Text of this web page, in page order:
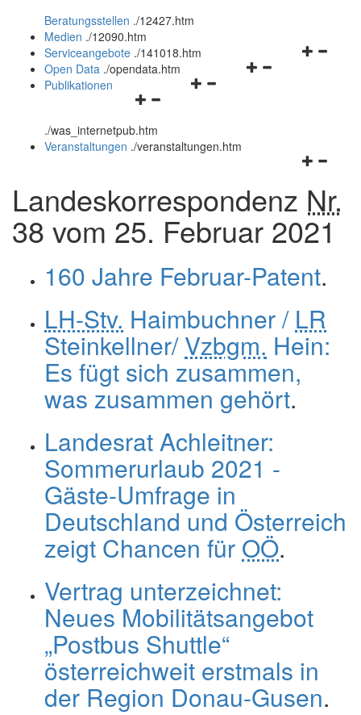
und
schließen
Beratungsstellen ./12427.htm
Medien ./12090.htm
Navigationsmenü
Serviceangebote ./141018.htm
Navigationsmenü
Open Data ./opendata.htm
Navigationsmenü
und
schließen
Publikationen
./was_internetpub.htm
und
schließen
Veranstaltungen ./veranstaltungen.htm
Landeskorrespondenz Nr.
38 vom 25. Februar 2021
160 Jahre Februar-Patent.
LH-Stv. Haimbuchner / LR
Steinkellner/Vzbgm. Hein:
Es fügt sich zusammen,
was zusammen gehört.
Landesrat Achleitner:
Sommerurlaub 2021 -
Gäste-Umfrage in
Deutschland und Österreich
zeigt Chancen für OÖ.
Vertrag unterzeichnet:
Neues Mobilitätsangebot
„Postbus Shuttle“
österreichweit erstmals in
der Region Donau-Gusen.